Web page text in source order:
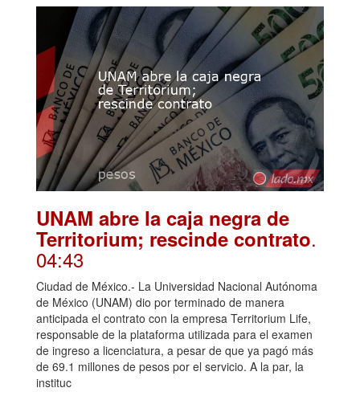
UNAM abre la caja negra de
Territorium; rescinde contrato.
04:43
Ciudad de México.- La Universidad Nacional Autónoma
de México (UNAM) dio por terminado de manera
anticipada el contrato con la empresa Territorium Life,
responsable de la plataforma utilizada para el examen
de ingreso a licenciatura, a pesar de que ya pagó más
de 69.1 millones de pesos por el servicio. A la par, la
instituc